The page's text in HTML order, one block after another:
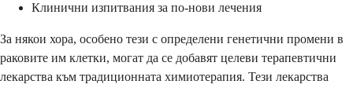
Клинични изпитвания за по-нови лечения
За някои хора, особено тези с определени генетични промени в
раковите им клетки, могат да се добавят целеви терапевтични
лекарства към традиционната химиотерапия. Тези лекарства